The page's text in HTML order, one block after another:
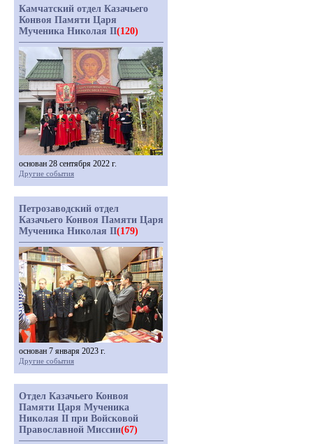
Камчатский отдел Казачьего
Конвоя Памяти Царя
Мученика Николая II(120)
основан 28 сентября 2022 г.
Другие события
Петрозаводский отдел
Казачьего Конвоя Памяти Царя
Мученика Николая II(179)
основан 7 января 2023 г.
Другие события
Отдел Казачьего Конвоя
Памяти Царя Мученика
Николая II при Войсковой
Православной Миссии(67)